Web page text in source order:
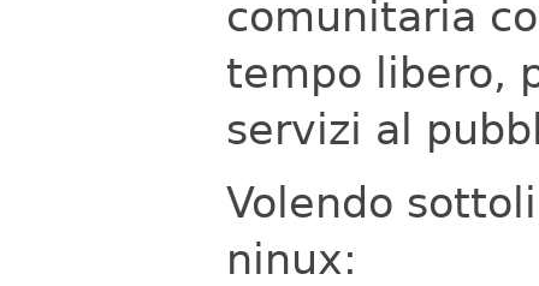
comunitaria
tempo libero,
servizi al
Volendo
ninux: